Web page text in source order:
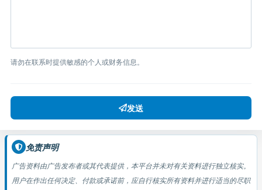
请勿在联系时提供敏感的个人或财务信息。
发送
免责声明
广告资料由广告发布者或其代表提供，本平台并未对有关资料进行独立核实。
用户在作出任何决定、付款或承诺前，应自行核实所有资料并进行适当的尽职